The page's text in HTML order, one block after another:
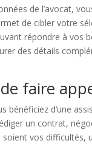
de l’avocat,
de cibler votre
répondre à vos
des détails
faire
bénéficiez d’une
un contrat,
vos